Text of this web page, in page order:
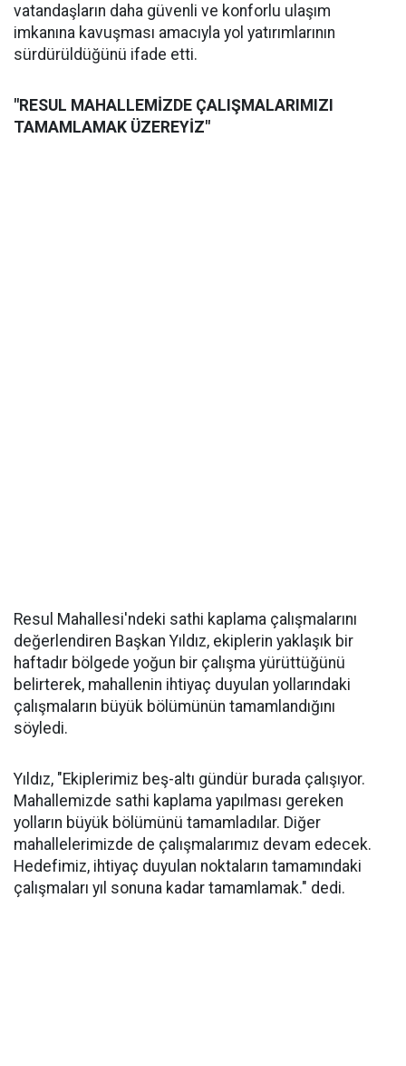
vatandaşların daha güvenli ve konforlu ulaşım
imkanına kavuşması amacıyla yol yatırımlarının
sürdürüldüğünü ifade etti.
"RESUL MAHALLEMİZDE ÇALIŞMALARIMIZI
TAMAMLAMAK ÜZEREYİZ"
Resul Mahallesi'ndeki sathi kaplama çalışmalarını
değerlendiren Başkan Yıldız, ekiplerin yaklaşık bir
haftadır bölgede yoğun bir çalışma yürüttüğünü
belirterek, mahallenin ihtiyaç duyulan yollarındaki
çalışmaların büyük bölümünün tamamlandığını
söyledi.
Yıldız, "Ekiplerimiz beş-altı gündür burada çalışıyor.
Mahallemizde sathi kaplama yapılması gereken
yolların büyük bölümünü tamamladılar. Diğer
mahallelerimizde de çalışmalarımız devam edecek.
Hedefimiz, ihtiyaç duyulan noktaların tamamındaki
çalışmaları yıl sonuna kadar tamamlamak." dedi.